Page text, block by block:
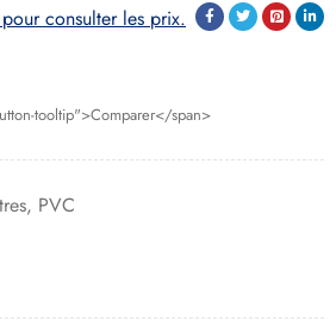
consulter les prix.
tooltip">Comparer</span>
, PVC